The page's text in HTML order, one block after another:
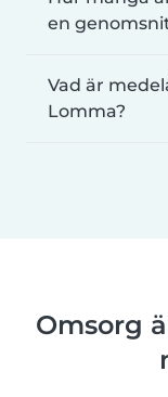
en
Vad är
Lomma?
Omsorg